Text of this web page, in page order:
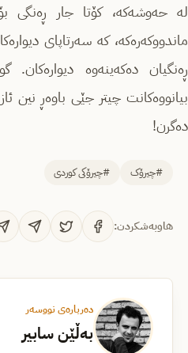
لە حەوشەکە، کۆتا جار ڕەنگی
ماندووکەرەکە، کە سەرتاپای
ڕەنگیان دەکەینەوە
بیانووەکانت چیتر جێی باوەڕ نین
دەگرن!
#چیرۆک #چیرۆکی کوردی
هاوبەشکردن:
دەربارەی نووسەر
بەڵێن سابیر